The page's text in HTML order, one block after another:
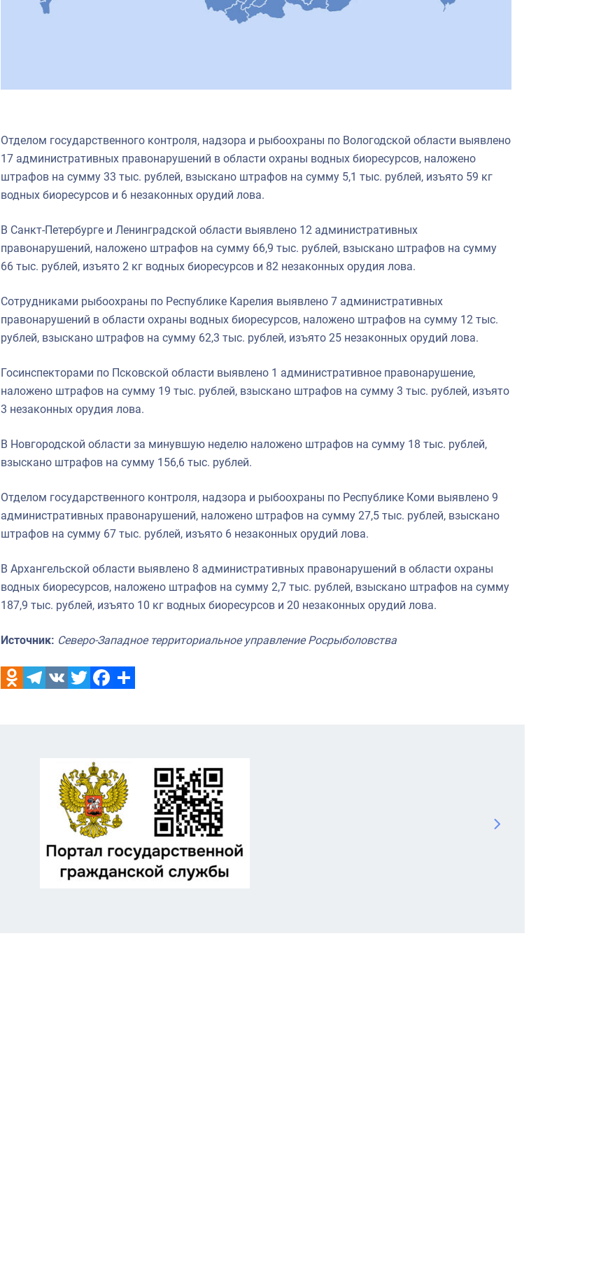
Отделом государственного контроля, надзора и рыбоохраны по Вологодской области выявлено
17 административных правонарушений в области охраны водных биоресурсов, наложено
штрафов на сумму 33 тыс. рублей, взыскано штрафов на сумму 5,1 тыс. рублей, изъято 59 кг
водных биоресурсов и 6 незаконных орудий лова.
В Санкт-Петербурге и Ленинградской области выявлено 12 административных
правонарушений, наложено штрафов на сумму 66,9 тыс. рублей, взыскано штрафов на сумму
66 тыс. рублей, изъято 2 кг водных биоресурсов и 82 незаконных орудия лова.
Сотрудниками рыбоохраны по Республике Карелия выявлено 7 административных
правонарушений в области охраны водных биоресурсов, наложено штрафов на сумму 12 тыс.
рублей, взыскано штрафов на сумму 62,3 тыс. рублей, изъято 25 незаконных орудий лова.
Госинспекторами по Псковской области выявлено 1 административное правонарушение,
наложено штрафов на сумму 19 тыс. рублей, взыскано штрафов на сумму 3 тыс. рублей, изъято
3 незаконных орудия лова.
В Новгородской области за минувшую неделю наложено штрафов на сумму 18 тыс. рублей,
взыскано штрафов на сумму 156,6 тыс. рублей.
Отделом государственного контроля, надзора и рыбоохраны по Республике Коми выявлено 9
административных правонарушений, наложено штрафов на сумму 27,5 тыс. рублей, взыскано
штрафов на сумму 67 тыс. рублей, изъято 6 незаконных орудий лова.
В Архангельской области выявлено 8 административных правонарушений в области охраны
водных биоресурсов, наложено штрафов на сумму 2,7 тыс. рублей, взыскано штрафов на сумму
187,9 тыс. рублей, изъято 10 кг водных биоресурсов и 20 незаконных орудий лова.
Источник: Северо-Западное территориальное управление Росрыболовства